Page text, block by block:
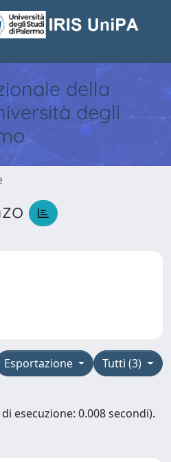
della
degli
Tutti (3)
Esportazione
esecuzione: 0.008 secondi).